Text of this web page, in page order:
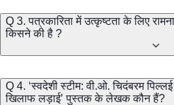
Q 3. पत्रकारिता में उत्कृष्टता के लिए
किसने की है ?
Q 4. ‘स्वदेशी स्टीम: वी.ओ. चिदंबरम
खिलाफ लड़ाई’ पुस्तक के लेखक कौन हैं?